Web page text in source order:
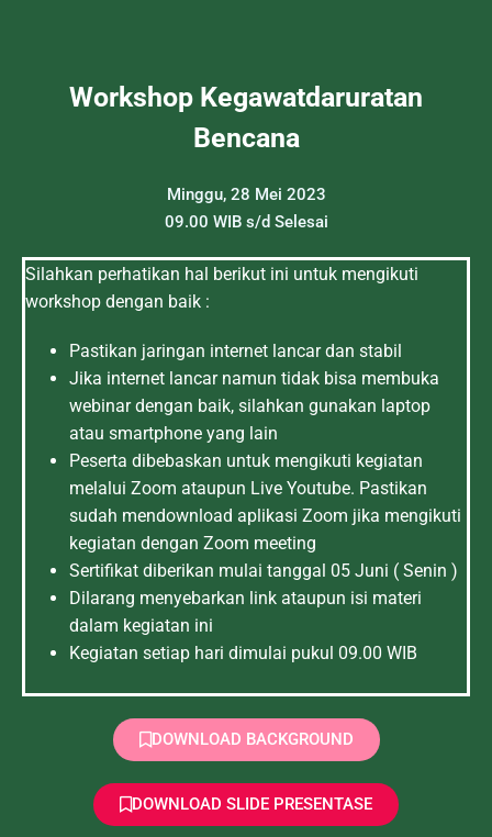
Workshop Kegawatdaruratan
Bencana
Minggu, 28 Mei 2023
09.00 WIB s/d Selesai
Silahkan perhatikan hal berikut ini untuk mengikuti
workshop dengan baik :
Pastikan jaringan internet lancar dan stabil
Jika internet lancar namun tidak bisa membuka
webinar dengan baik, silahkan gunakan laptop
atau smartphone yang lain
Peserta dibebaskan untuk mengikuti kegiatan
melalui Zoom ataupun Live Youtube. Pastikan
sudah mendownload aplikasi Zoom jika mengikuti
kegiatan dengan Zoom meeting
Sertifikat diberikan mulai tanggal 05 Juni ( Senin )
Dilarang menyebarkan link ataupun isi materi
dalam kegiatan ini
Kegiatan setiap hari dimulai pukul 09.00 WIB
DOWNLOAD BACKGROUND
DOWNLOAD SLIDE PRESENTASE